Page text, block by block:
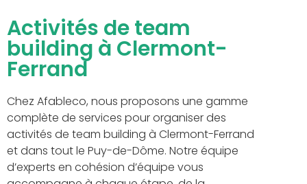
Activités de team
building à Clermont-
Ferrand
Chez Afableco, nous proposons une gamme
complète de services pour organiser des
activités de team building à Clermont-Ferrand
et dans tout le Puy-de-Dôme. Notre équipe
d’experts en cohésion d’équipe vous